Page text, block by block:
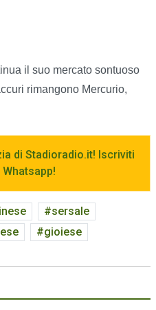
il suo mercato sontuoso
rimangono Mercurio,
di Stadioradio.it! Iscriviti
sersale
gioiese